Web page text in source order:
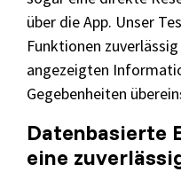
über die App. Unser
Funktionen
angezeigten
Gegebenheiten
Datenbasierte
eine